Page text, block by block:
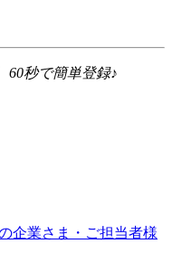
60秒で簡単登録♪
企業さま・ご担当者様